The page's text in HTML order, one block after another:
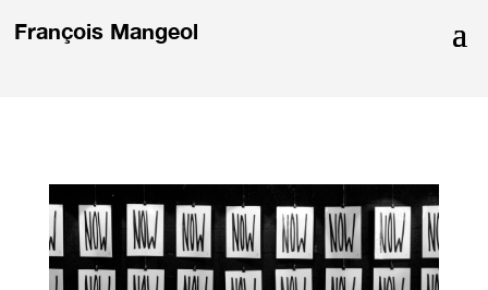
François Mangeol